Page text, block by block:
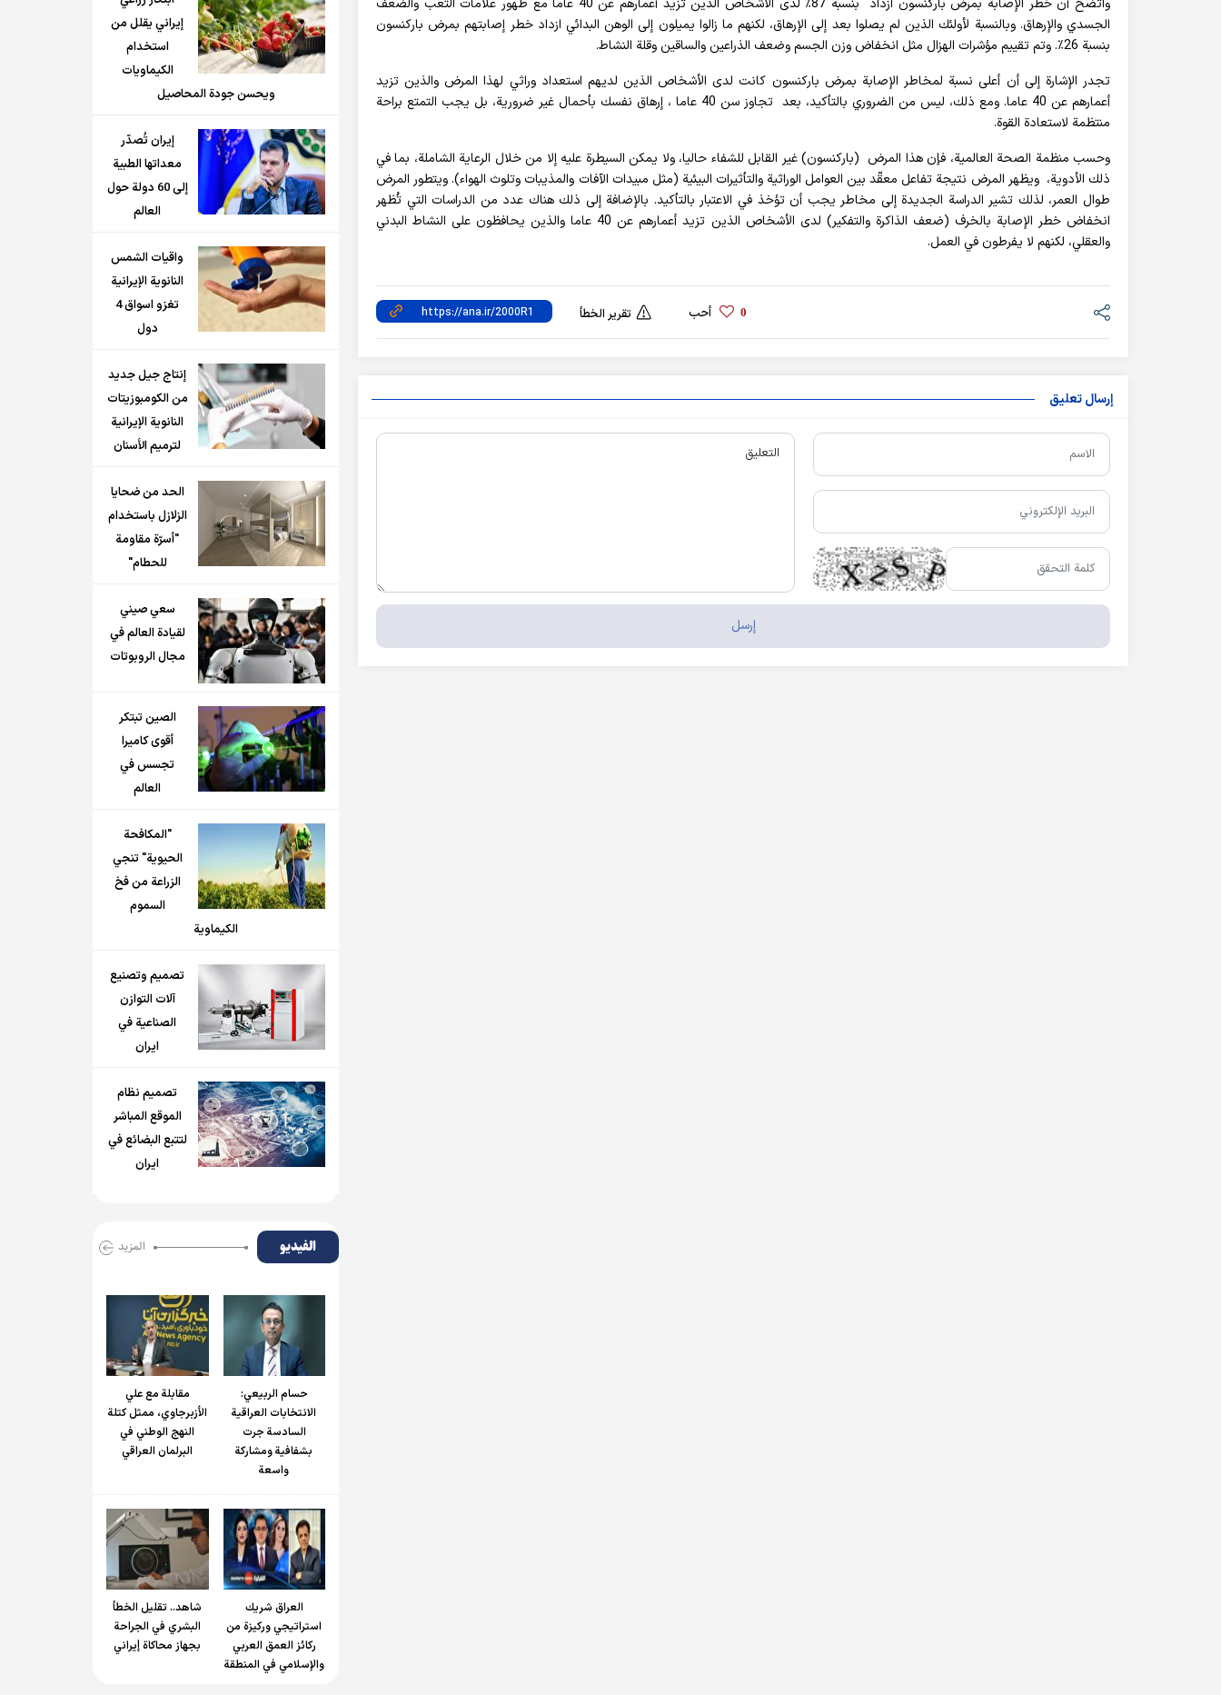
الجسدي والإرهاق. وبالنسبة لأولئك الذين لم يصلوا بعد إلى الإرهاق، لكنهم ما زالوا يميلون إلى الوهن البدائي ازداد خطر إصابتهم بمرض باركنسون
بنسبة 26٪. وتم تقييم مؤشرات الهزال مثل انخفاض وزن الجسم وضعف الذراعين والساقين وقلة النشاط.
تجدر الإشارة إلى أن أعلى نسبة لمخاطر الإصابة بمرض باركنسون كانت لدى الأشخاص الذين لديهم استعداد وراثي لهذا المرض والذين تزيد
أعمارهم عن 40 عاما. ومع ذلك، ليس من الضروري بالتأكيد، بعد تجاوز سن 40 عاما ، إرهاق نفسك بأحمال غير ضرورية، بل يجب التمتع براحة
منتظمة لاستعادة القوة.
وحسب منظمة الصحة العالمية، فإن هذا المرض (باركنسون) غير القابل للشفاء حاليا، ولا يمكن السيطرة عليه إلا من خلال الرعاية الشاملة، بما في
ذلك الأدوية، ويظهر المرض نتيجة تفاعل معقّد بين العوامل الوراثية والتأثيرات البيئية (مثل مبيدات الآفات والمذيبات وتلوث الهواء). ويتطور المرض
طوال العمر، لذلك تشير الدراسة الجديدة إلى مخاطر يجب أن تؤخذ في الاعتبار بالتأكيد. بالإضافة إلى ذلك هناك عدد من الدراسات التي تُظهر
انخفاض خطر الإصابة بالخرف (ضعف الذاكرة والتفكير) لدى الأشخاص الذين تزيد أعمارهم عن 40 عاما والذين يحافظون على النشاط البدني
والعقلي، لكنهم لا يفرطون في العمل.
0 أحب تقرير الخطأ
إرسال تعليق
إيراني يقلل من
استخدام
الكيماويات
ويحسن جودة المحاصيل
إيران تُصدّر
معداتها الطبية
إلى 60 دولة حول
العالم
واقيات الشمس
النانوية الإيرانية
تغزو اسواق 4
دول
إنتاج جيل جديد
من الكومبوزيتات
النانوية الإيرانية
لترميم الأسنان
الحد من ضحايا
الزلازل باستخدام
"أسرّة مقاومة
للحطام"
سعي صيني
لقيادة العالم في
مجال الروبوتات
الصين تبتكر
أقوى كاميرا
تجسس في
العالم
"المكافحة
الحيوية" تنجي
الزراعة من فخ
السموم
الكيماوية
تصميم وتصنيع
آلات التوازن
الصناعية في
ايران
تصميم نظام
الموقع المباشر
لتتبع البضائع في
ايران
الفیدیو المزید
حسام الربیعي:
الانتخابات العراقية
السادسة جرت
بشفافية ومشاركة
واسعة
مقابلة مع علي
الأزبرجاوي، ممثل كتلة
النهج الوطني في
البرلمان العراقي
العراق شريك
استراتيجي وركيزة من
ركائز العمق العربي
والإسلامي في المنطقة
شاهد.. تقليل الخطأ
البشري في الجراحة
بجهاز محاكاة إيراني